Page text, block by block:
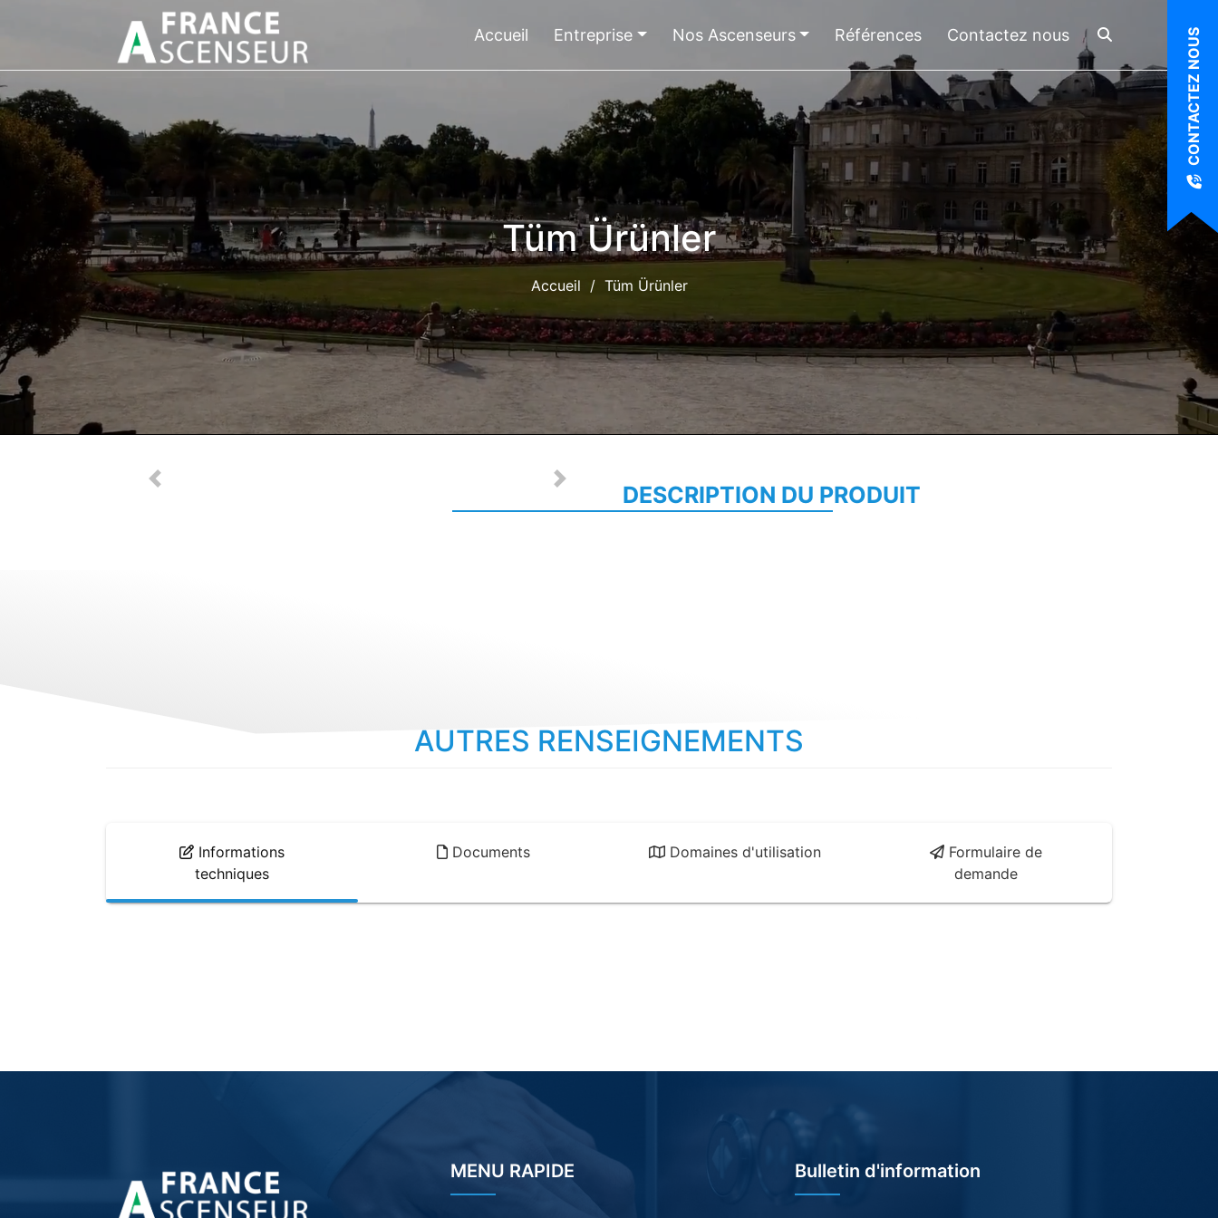
Accueil Entreprise Nos Ascenseurs Références Contactez nous CONTACTEZ NOUS
Tüm Ürünler
Accueil / Tüm Ürünler
Previous Next DESCRIPTION DU PRODUIT
AUTRES RENSEIGNEMENTS
Informations
techniques
Documents Domaines d'utilisation
Formulaire de
demande
MENU RAPIDE Bulletin d'information